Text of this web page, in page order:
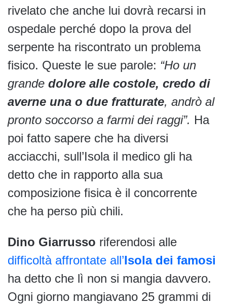
rivelato che anche lui dovrà recarsi in
ospedale perché dopo la prova del
serpente ha riscontrato un problema
fisico. Queste le sue parole: “Ho un
grande dolore alle costole, credo di
averne una o due fratturate, andrò al
pronto soccorso a farmi dei raggi”. Ha
poi fatto sapere che ha diversi
acciacchi, sull’Isola il medico gli ha
detto che in rapporto alla sua
composizione fisica è il concorrente
che ha perso più chili.
Dino Giarrusso riferendosi alle
difficoltà affrontate all’Isola dei famosi
ha detto che lì non si mangia davvero.
Ogni giorno mangiavano 25 grammi di